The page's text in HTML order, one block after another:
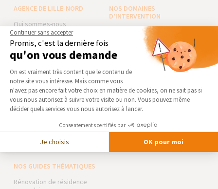
AGENCE DE LILLE-NORD
Qui sommes-nous
Actualités
Notre charte qualité
Partenaires
Trouver une agence
Devenir franchisé
Foire aux Questions
Mentions légales
NOS DOMAINES
D’INTERVENTION
RÉNOVATION INTÉRIEURE
TRAVAUX EXTÉRIEURS
NOS PARTENAIRES
La Maison des Architectes
Expert Bricolage
Des travaux pour les pros ?
NOS GUIDES THÉMATIQUES
Rénovation de résidence
Continuer sans accepter
Promis, c'est la dernière fois
qu'on vous demande
Plateforme de Gestion du
On est vraiment très content que le contenu de
notre site vous intéresse. Mais comme vous
n'avez pas encore fait votre choix en matière de cookies, on ne sait pas si
vous nous autorisez à suivre votre visite ou non. Vous pouvez même
décider quels services vous nous autorisez à lancer.
Consentements certifiés par
Je choisis OK pour moi
Axeptio consent